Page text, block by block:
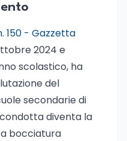
150 - Gazzetta
2024 e
scolastico, ha
del
secondarie di
diventa la
bocciatura